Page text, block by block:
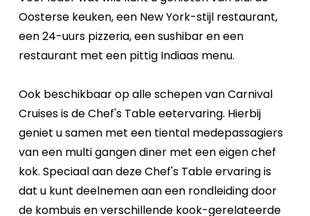
Oosterse keuken, een New York-stijl restaurant,
een 24-uurs pizzeria, een sushibar en een
restaurant met een pittig Indiaas menu.
Ook beschikbaar op alle schepen van Carnival
Cruises is de Chef's Table eetervaring. Hierbij
geniet u samen met een tiental medepassagiers
van een multi gangen diner met een eigen chef
kok. Speciaal aan deze Chef's Table ervaring is
dat u kunt deelnemen aan een rondleiding door
de kombuis en verschillende kook-gerelateerde